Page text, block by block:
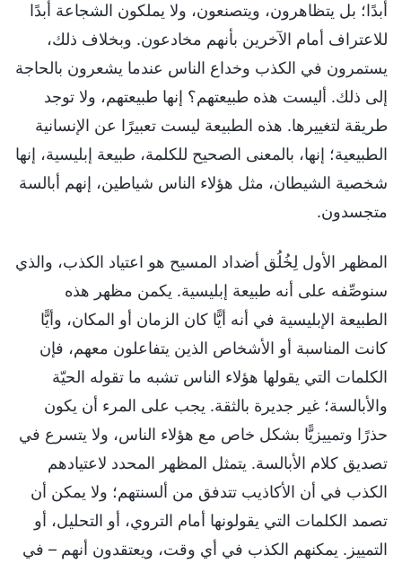
أبدًا؛ بل يتظاهرون، ويتصنعون، ولا يملكون الشجاعة أبدًا
للاعتراف أمام الآخرين بأنهم مخادعون. وبخلاف ذلك،
يستمرون في الكذب وخداع الناس عندما يشعرون بالحاجة
إلى ذلك. أليست هذه طبيعتهم؟ إنها طبيعتهم، ولا توجد
طريقة لتغييرها. هذه الطبيعة ليست تعبيرًا عن الإنسانية
الطبيعية؛ إنها، بالمعنى الصحيح للكلمة، طبيعة إبليسية، إنها
شخصية الشيطان، مثل هؤلاء الناس شياطين، إنهم أبالسة
متجسدون.
المظهر الأول لِخُلُق أضداد المسيح هو اعتياد الكذب، والذي
سنوصِّفه على أنه طبيعة إبليسية. يكمن مظهر هذه
الطبيعة الإبليسية في أنه أيًّا كان الزمان أو المكان، وأيًّا
كانت المناسبة أو الأشخاص الذين يتفاعلون معهم، فإن
الكلمات التي يقولها هؤلاء الناس تشبه ما تقوله الحيّة
والأبالسة؛ غير جديرة بالثقة. يجب على المرء أن يكون
حذرًا وتمييزيًّا بشكل خاص مع هؤلاء الناس، ولا يتسرع في
تصديق كلام الأبالسة. يتمثل المظهر المحدد لاعتيادهم
الكذب في أن الأكاذيب تتدفق من ألسنتهم؛ ولا يمكن أن
تصمد الكلمات التي يقولونها أمام التروي، أو التحليل، أو
التمييز. يمكنهم الكذب في أي وقت، ويعتقدون أنهم – في